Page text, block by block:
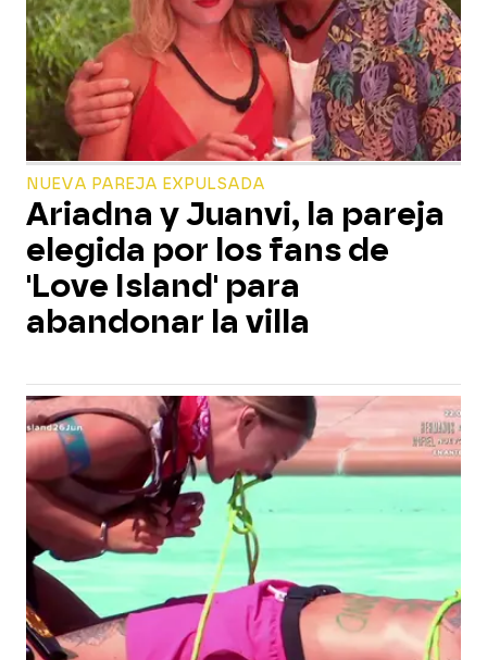
NUEVA PAREJA EXPULSADA
Ariadna y Juanvi, la pareja
elegida por los fans de
'Love Island' para
abandonar la villa